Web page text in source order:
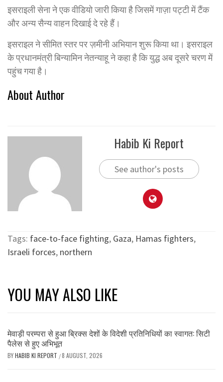
इसराइली सेना ने एक वीडियो जारी किया है जिसमें गाज़ा पट्टी में टैंक
और अन्य सैन्य वाहन दिखाई दे रहे हैं।
इसराइल ने सीमित स्तर पर ज़मीनी अभियान शुरू किया था। इसराइल
के प्रधानमंत्री बिन्यामिन नेतन्याहू ने कहा है कि युद्ध अब दूसरे चरण में
पहुंच गया है।
About Author
Habib Ki Report
See author's posts
Tags: face-to-face fighting, Gaza, Hamas fighters,
Israeli forces, northern
YOU MAY ALSO LIKE
मेवाड़ी परम्परा से हुआ ब्रिक्स देशों के विदेशी प्रतिनिधियों का स्वागत: सिटी
पैलेस से हुए अभिभूत
BYHABIB KI REPORT /8 AUGUST, 2026